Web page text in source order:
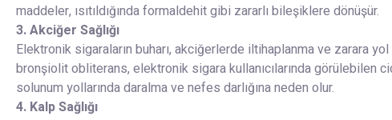
maddeler, ısıtıldığında formaldehit gibi zararlı bileşiklere dönüşür.
3.⁠ ⁠Akciğer Sağlığı
Elektronik sigaraların buharı, akciğerlerde iltihaplanma ve zarara
bronşiolit obliterans, elektronik sigara kullanıcılarında görülebilen
solunum yollarında daralma ve nefes darlığına neden olur.
4.⁠ ⁠Kalp Sağlığı